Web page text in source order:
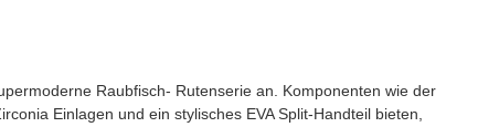
Raubfisch- Rutenserie an. Komponenten wie der
Einlagen und ein stylisches EVA Split-Handteil bieten,